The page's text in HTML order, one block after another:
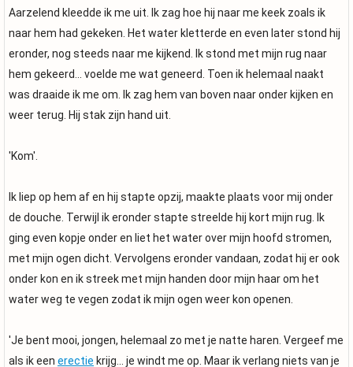
Aarzelend kleedde ik me uit. Ik zag hoe hij naar me keek zoals ik
naar hem had gekeken. Het water kletterde en even later stond hij
eronder, nog steeds naar me kijkend. Ik stond met mijn rug naar
hem gekeerd... voelde me wat geneerd. Toen ik helemaal naakt
was draaide ik me om. Ik zag hem van boven naar onder kijken en
weer terug. Hij stak zijn hand uit.
'Kom'.
Ik liep op hem af en hij stapte opzij, maakte plaats voor mij onder
de douche. Terwijl ik eronder stapte streelde hij kort mijn rug. Ik
ging even kopje onder en liet het water over mijn hoofd stromen,
met mijn ogen dicht. Vervolgens eronder vandaan, zodat hij er ook
onder kon en ik streek met mijn handen door mijn haar om het
water weg te vegen zodat ik mijn ogen weer kon openen.
'Je bent mooi, jongen, helemaal zo met je natte haren. Vergeef me
als ik een erectie krijg... je windt me op. Maar ik verlang niets van je